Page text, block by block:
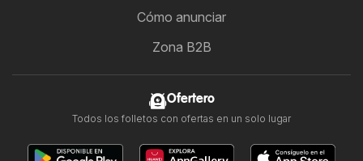
Cómo anunciar
Zona B2B
Ofertero
Todos los folletos con ofertas en un solo lugar